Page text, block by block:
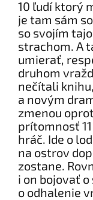
10 ľudí ktorý
je tam sám
so svojím
strachom. A
umierať,
druhom
nečítali
a novým
zmenou
prítomnosť
hráč. Ide o
na ostrov
zostane.
i on bojovať
o odhalenie